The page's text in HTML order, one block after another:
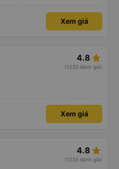
Xem giá
4.8 star_rate
(1233 đánh giá)
Xem giá
4.8 star_rate
(1233 đánh giá)